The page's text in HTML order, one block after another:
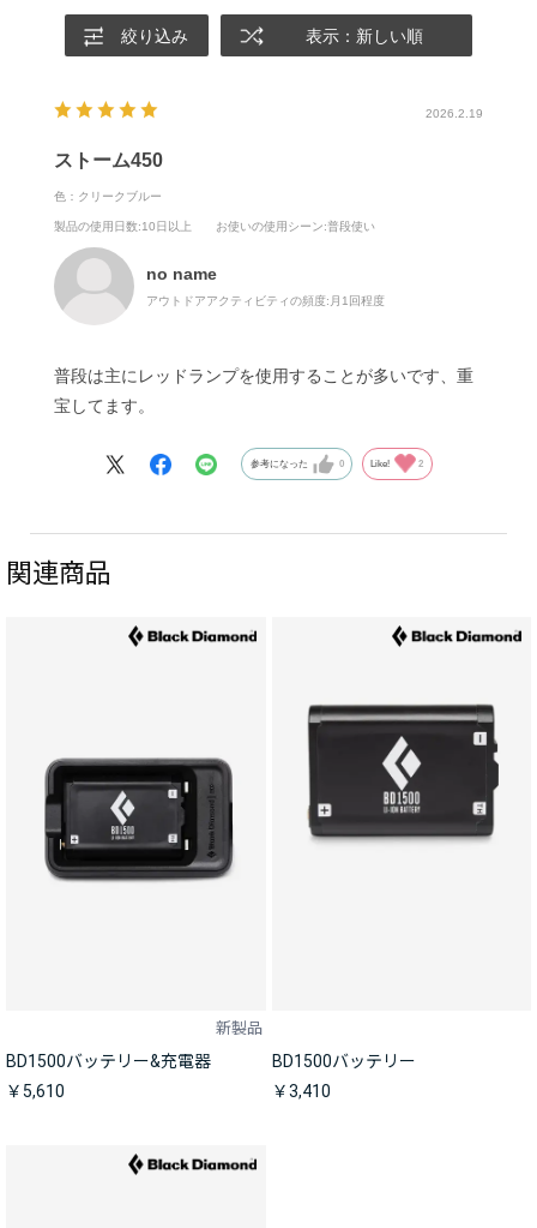
絞り込み 表示：新しい順
2026.2.19
ストーム450
色：クリークブルー
製品の使用日数:10日以上 お使いの使用シーン:普段使い
no name
アウトドアアクティビティの頻度: 月1回程度
普段は主にレッドランプを使用することが多いです、重
宝してます。
参考になった 0 Like! 2
にほこりや水が入りません。
そのため、端子の錆を気にすることなく、数日の沢登り
（簡単に説明すると防塵等級はヘッドランプ中にほこり
水没しても機能するかの等級です）
また、ストームには赤色LEDのほかに緑色、青色LEDが
装備されています。これは赤色LEDだと多色刷りの地図
を見たときに赤い線や緑の線が見えなくなることを軽減
するために装備されています。
ストームはその名の通り、嵐のように激しく濡れる環境
で真価を発揮するのです。
関連商品
新製品
BD1500バッテリー&充電器
￥5,610
BD1500バッテリー
￥3,410